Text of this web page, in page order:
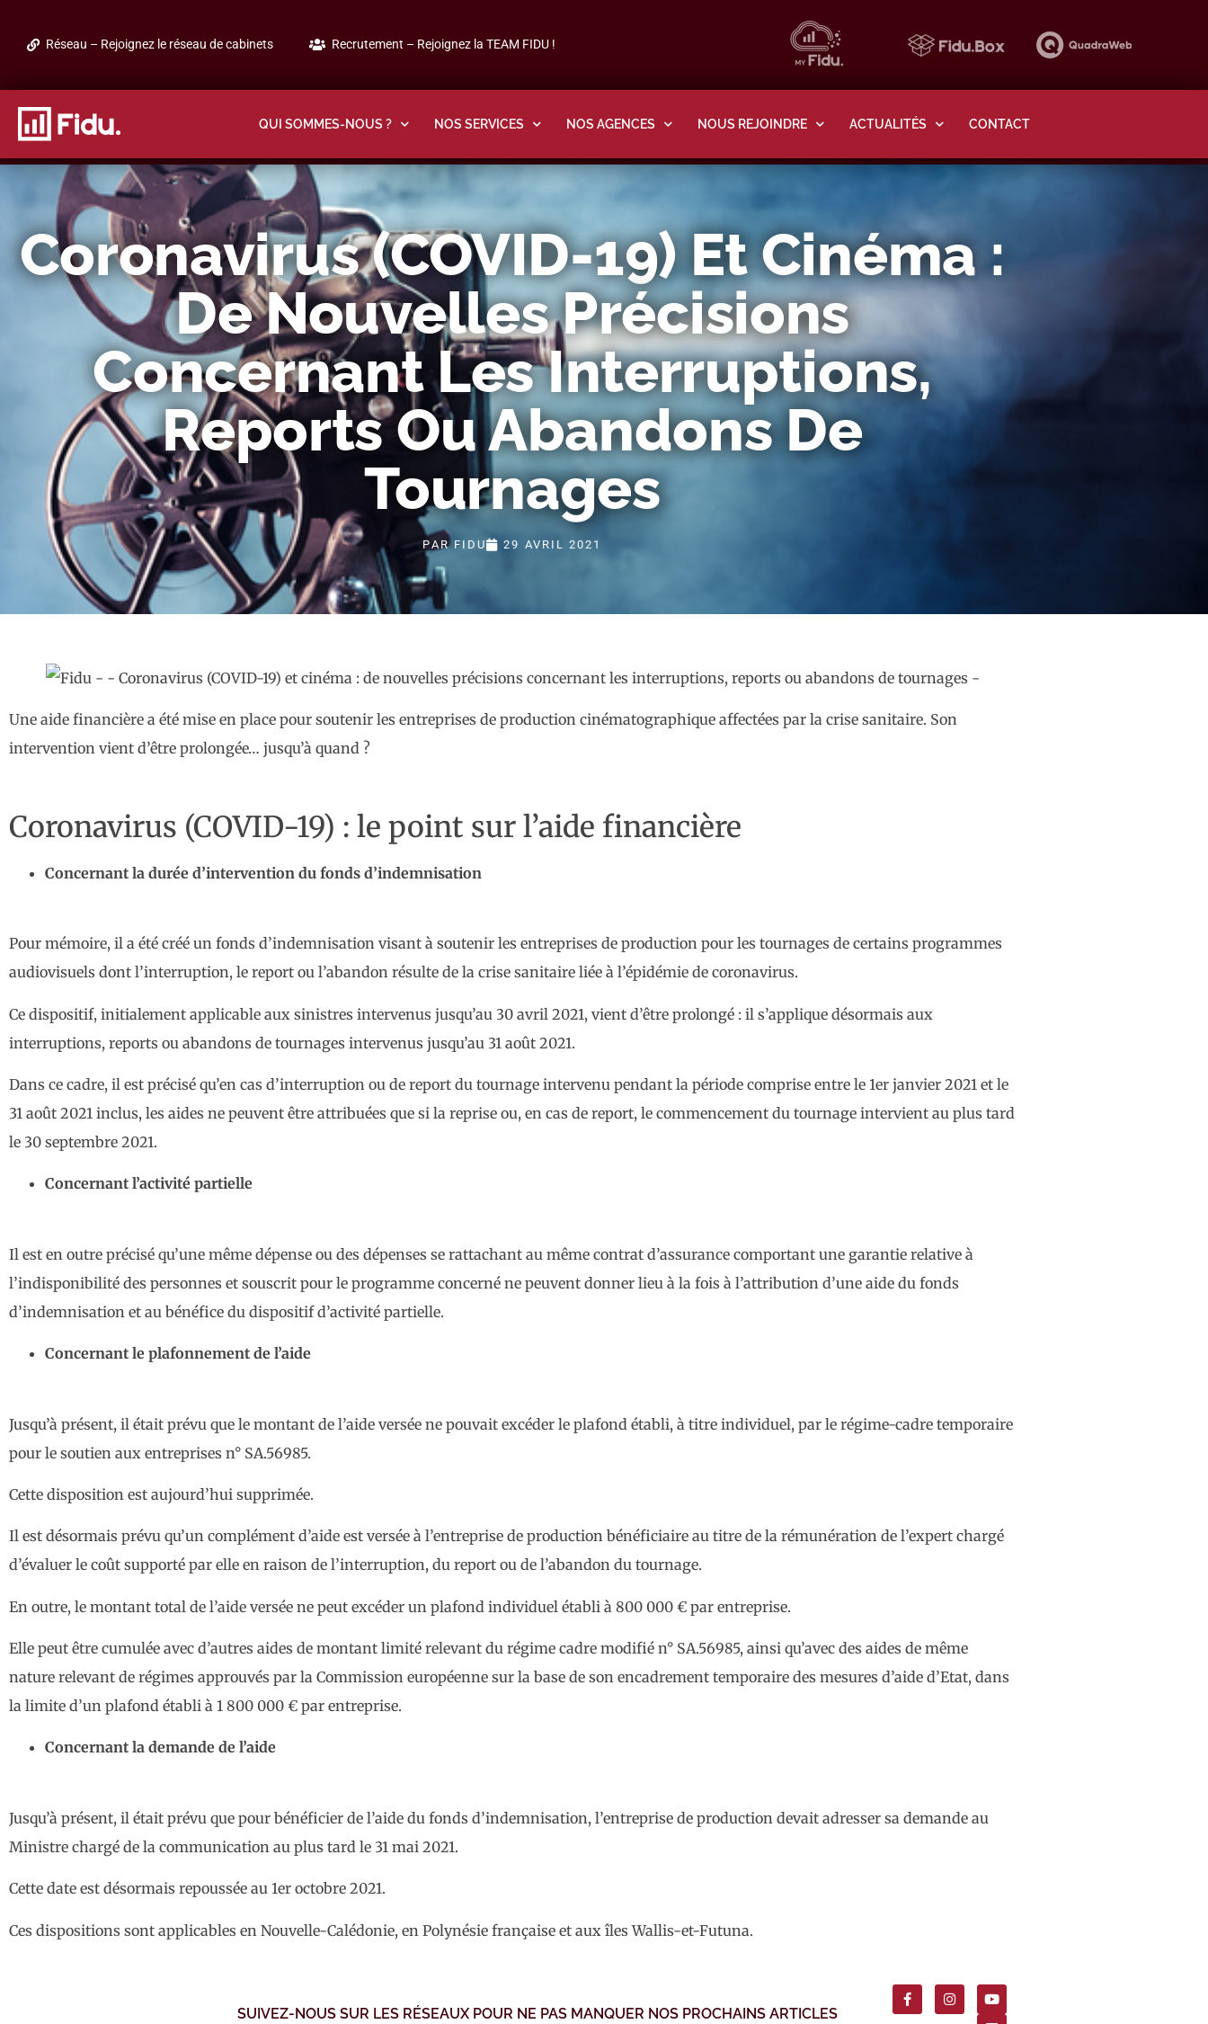
Réseau – Rejoignez le réseau de cabinets Recrutement – Rejoignez la TEAM FIDU !
QUI SOMMES-NOUS ? NOS SERVICES NOS AGENCES NOUS REJOINDRE ACTUALITÉS CONTACT
Coronavirus (COVID-19) Et Cinéma :
De Nouvelles Précisions
Concernant Les Interruptions,
Reports Ou Abandons De
Tournages
PARFIDU 29 AVRIL 2021
Une aide financière a été mise en place pour soutenir les entreprises de production cinématographique affectées par la crise sanitaire. Son
intervention vient d’être prolongée… jusqu’à quand ?
Coronavirus (COVID-19) : le point sur l’aide financière
Concernant la durée d’intervention du fonds d’indemnisation
Pour mémoire, il a été créé un fonds d’indemnisation visant à soutenir les entreprises de production pour les tournages de certains programmes
audiovisuels dont l’interruption, le report ou l’abandon résulte de la crise sanitaire liée à l’épidémie de coronavirus.
Ce dispositif, initialement applicable aux sinistres intervenus jusqu’au 30 avril 2021, vient d’être prolongé : il s’applique désormais aux
interruptions, reports ou abandons de tournages intervenus jusqu’au 31 août 2021.
Dans ce cadre, il est précisé qu’en cas d’interruption ou de report du tournage intervenu pendant la période comprise entre le 1er janvier 2021 et le
31 août 2021 inclus, les aides ne peuvent être attribuées que si la reprise ou, en cas de report, le commencement du tournage intervient au plus tard
le 30 septembre 2021.
Concernant l’activité partielle
Il est en outre précisé qu’une même dépense ou des dépenses se rattachant au même contrat d’assurance comportant une garantie relative à
l’indisponibilité des personnes et souscrit pour le programme concerné ne peuvent donner lieu à la fois à l’attribution d’une aide du fonds
d’indemnisation et au bénéfice du dispositif d’activité partielle.
Concernant le plafonnement de l’aide
Jusqu’à présent, il était prévu que le montant de l’aide versée ne pouvait excéder le plafond établi, à titre individuel, par le régime-cadre temporaire
pour le soutien aux entreprises n° SA.56985.
Cette disposition est aujourd’hui supprimée.
Il est désormais prévu qu’un complément d’aide est versée à l’entreprise de production bénéficiaire au titre de la rémunération de l’expert chargé
d’évaluer le coût supporté par elle en raison de l’interruption, du report ou de l’abandon du tournage.
En outre, le montant total de l’aide versée ne peut excéder un plafond individuel établi à 800 000 € par entreprise.
Elle peut être cumulée avec d’autres aides de montant limité relevant du régime cadre modifié n° SA.56985, ainsi qu’avec des aides de même
nature relevant de régimes approuvés par la Commission européenne sur la base de son encadrement temporaire des mesures d’aide d’Etat, dans
la limite d’un plafond établi à 1 800 000 € par entreprise.
Concernant la demande de l’aide
Jusqu’à présent, il était prévu que pour bénéficier de l’aide du fonds d’indemnisation, l’entreprise de production devait adresser sa demande au
Ministre chargé de la communication au plus tard le 31 mai 2021.
Cette date est désormais repoussée au 1er octobre 2021.
Ces dispositions sont applicables en Nouvelle-Calédonie, en Polynésie française et aux îles Wallis-et-Futuna.
SUIVEZ-NOUS SUR LES RÉSEAUX POUR NE PAS MANQUER NOS PROCHAINS ARTICLES